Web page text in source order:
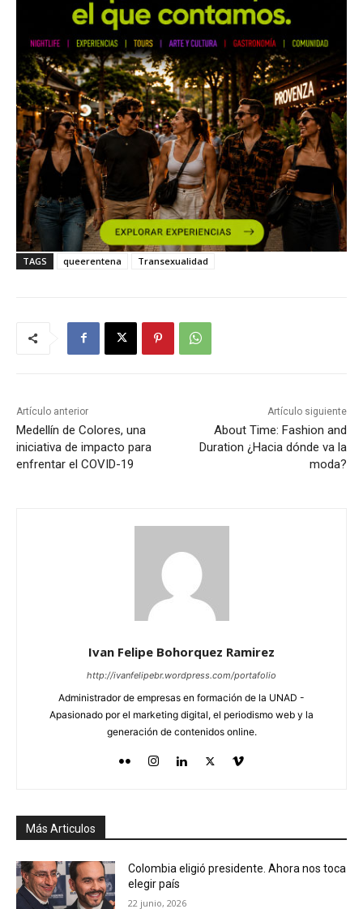
TAGS queerentena Transexualidad
Artículo anterior
Medellín de Colores, una
iniciativa de impacto para
enfrentar el COVID-19
Artículo siguiente
About Time: Fashion and
Duration ¿Hacia dónde va la
moda?
Ivan Felipe Bohorquez Ramirez
http://ivanfelipebr.wordpress.com/portafolio
Administrador de empresas en formación de la UNAD -
Apasionado por el marketing digital, el periodismo web y la
generación de contenidos online.
Más Articulos
Colombia eligió presidente. Ahora nos toca
elegir país
22 junio, 2026